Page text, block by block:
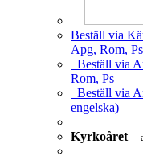
Beställ via
Apg, Rom, Ps
Beställ via
Rom, Ps
Beställ via
engelska)
Kyrkoåret –